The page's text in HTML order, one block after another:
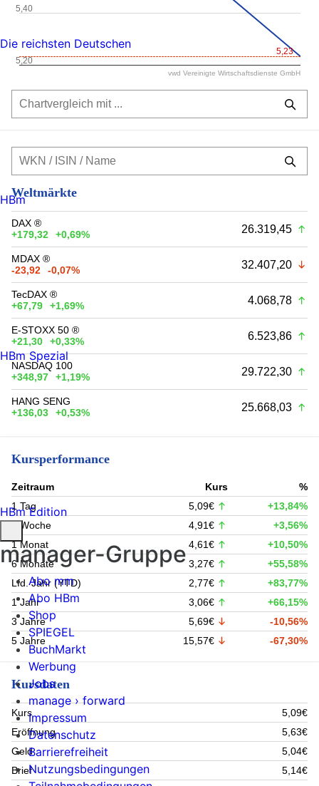
5,23
5,20
5,40
vwd Vereinigte Wirtschaftsdienste GmbH
Weltmärkte
DAX ®
+179,32
+0,69% 26.319,45
MDAX ®
-23,92
-0,07% 32.407,20
TecDAX ®
+67,79
+1,69% 4.068,78
E-STOXX 50 ®
+21,30
+0,33% 6.523,86
NASDAQ 100
+348,97
+1,19% 29.722,30
HANG SENG
+136,03
+0,53% 25.668,03
Kursperformance
Zeitraum Kurs
%
1 Tag
5,09€
+13,84%
1 Woche
4,91€
+3,56%
1 Monat
4,61€
+10,50%
6 Monate
3,27€
+55,58%
Lfd. Jahr (YTD)
2,77€
+83,77%
1 Jahr
3,06€
+66,15%
3 Jahre
5,69€
-10,56%
5 Jahre
15,57€ -67,30%
Kursdaten
Kurs
5,09€
Eröffnung
5,63€
Geld
5,04€
Brief
5,14€
Die reichsten Deutschen
HBm
HBm Spezial
HBm Edition
manager-Gruppe
Abo mm
Abo HBm
Shop
SPIEGEL
BuchMarkt
Werbung
Jobs
manage › forward
Impressum
Datenschutz
Barrierefreiheit
Nutzungsbedingungen